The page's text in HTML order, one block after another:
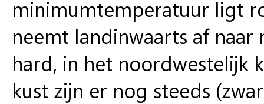
minimumtemperatuur ligt
neemt landinwaarts af
hard, in het noordwestelijk
kust zijn er nog steeds